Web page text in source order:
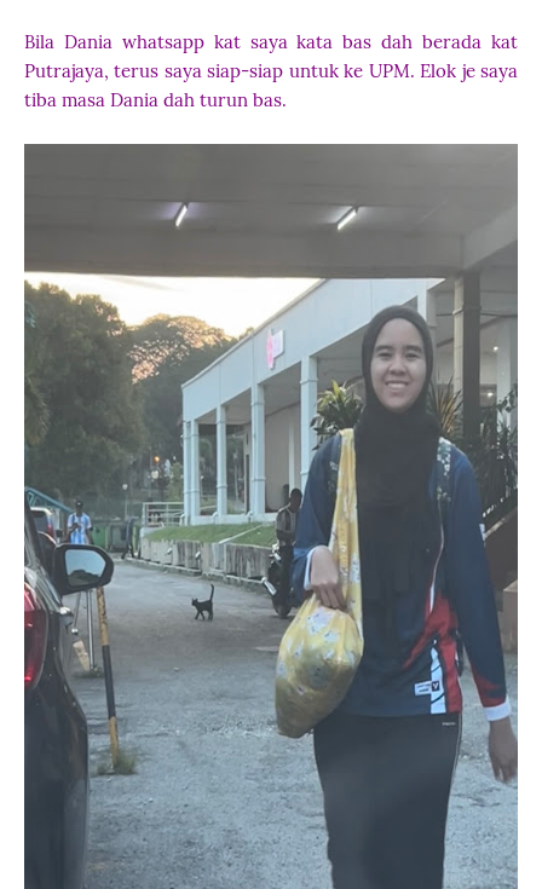
Bila Dania whatsapp kat saya kata bas dah berada kat
Putrajaya, terus saya siap-siap untuk ke UPM. Elok je saya
tiba masa Dania dah turun bas.